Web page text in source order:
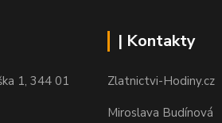
1, 344 01
| Kontakty
Zlatnictvi-Hodiny.cz
Miroslava Budínová